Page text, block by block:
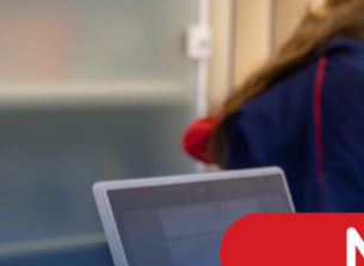
MÉDIO
igh School
Dupla Diplomação